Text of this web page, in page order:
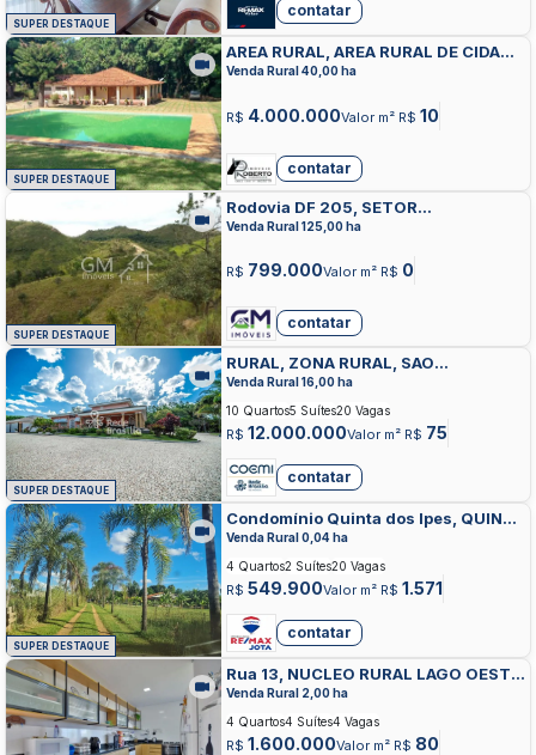
SUPER DESTAQUE
contatar
SUPER DESTAQUE
AREA RURAL, AREA RURAL DE CIDADE
OCIDENTAL, CIDADE OCIDENTAL
Venda Rural 40,00 ha
R$ 4.000.000Valor m² R$ 10
contatar
SUPER DESTAQUE
Rodovia DF 205, SETOR
HABITACIONAL FERCAL,
Venda Rural 125,00 ha
R$ 799.000Valor m² R$ 0
contatar
SUPER DESTAQUE
RURAL, ZONA RURAL, SAO
SEBASTIAO
Venda Rural 16,00 ha
R$ 12.000.000Valor m² R$ 75
10 Quartos5 Suítes20 Vagas
contatar
SUPER DESTAQUE
Condomínio Quinta dos Ipes, QUINTA
DOS IPES, SAO SEBASTIAO
Venda Rural 0,04 ha
R$ 549.900Valor m² R$ 1.571
4 Quartos2 Suítes20 Vagas
contatar
Rua 13, NUCLEO RURAL LAGO OESTE,
SOBRADINHO
Venda Rural 2,00 ha
R$ 1.600.000Valor m² R$ 80
4 Quartos4 Suítes4 Vagas